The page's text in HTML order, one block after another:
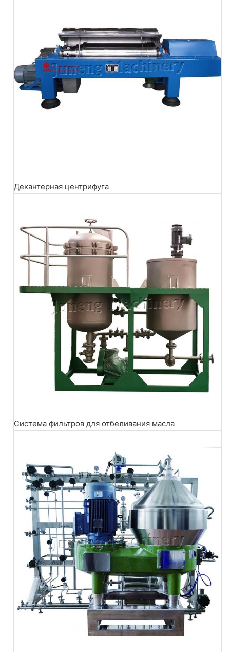
Декантерная центрифуга
Система фильтров для отбеливания масла